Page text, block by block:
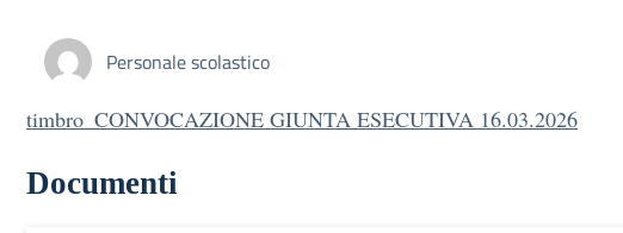
Personale scolastico
timbro_CONVOCAZIONE GIUNTA ESECUTIVA 16.03.2026
Documenti